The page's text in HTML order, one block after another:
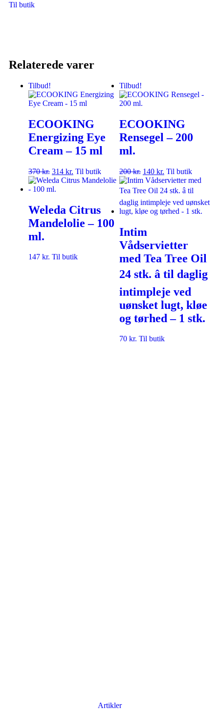
Til butik
Relaterede varer
Tilbud!
ECOOKING
Energizing Eye
Cream – 15 ml
370kr. 314 kr. Til butik
Tilbud!
ECOOKING
Rensegel – 200
ml.
200kr. 140 kr. Til butik
Weleda Citrus
Mandelolie – 100
ml.
147 kr. Til butik
Intim
Vådservietter
med Tea Tree Oil
24 stk. â til daglig
intimpleje ved
uønsket lugt, kløe
og tørhed – 1 stk.
70 kr. Til butik
Artikler